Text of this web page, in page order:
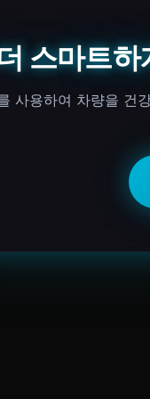
스마트하
사용하여 차량을 건